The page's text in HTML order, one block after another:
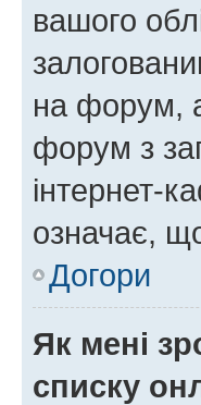
вашого
на форум,
форум з
інтернет-
означає,
Догори
Як мені
списку